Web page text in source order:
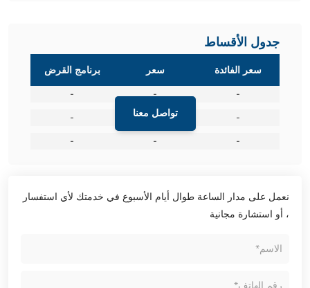
جدول الأقساط
تواصل معنا
سعر الفائدة سعر
برنامج القرض
-
-
-
-
-
-
-
-
-
نعمل على مدار الساعة طوال أيام الأسبوع في خدمتك لأي استفسار
، أو استشارة مجانية